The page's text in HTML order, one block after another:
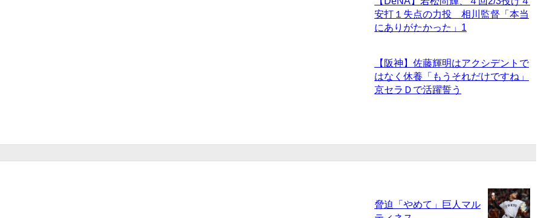
安打１失点の力投 相川監督「本当
にありがたかった」 1
【阪神】佐藤輝明はアクシデントで
はなく休養「もうそれだけですね」
京セラＤで活躍誓う
脅迫「やめて」巨人マル